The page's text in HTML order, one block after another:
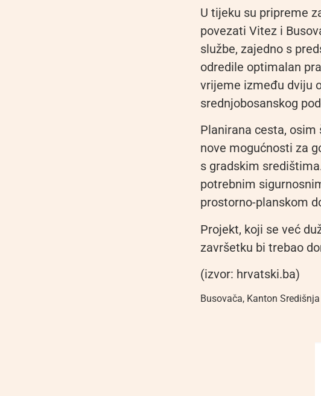
U tijeku su pripreme
povezati Vitez i
službe, zajedno s
odredile optimalan
vrijeme između dviju
srednjobosanskog
Planirana cesta,
nove mogućnosti za
s gradskim
potrebnim
prostorno-planskom
Projekt, koji se već
završetku bi trebao
(izvor: hrvatski.ba)
Busovača, Kanton